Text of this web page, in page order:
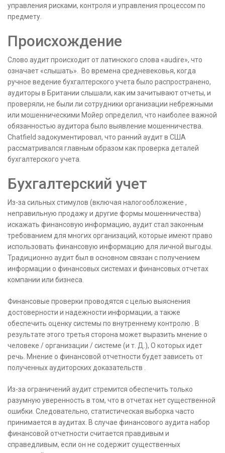
управления рисками, контроля и управления процессом по
предмету.
Происхождение
Слово аудит происходит от латинского слова «audire», что
означает «слышать». Во времена средневековья, когда
ручное ведение бухгалтерского учета было распространено,
аудиторы в Британии слышали, как им зачитывают отчеты, и
проверяли, не были ли сотрудники организации небрежными
или мошенническими Мойер определил, что наиболее важной
обязанностью аудитора было выявление мошенничества.
Chatfield задокументировал, что ранний аудит в США
рассматривался главным образом как проверка деталей
бухгалтерского учета.
Бухгалтерский учет
Из-за сильных стимулов (включая налогообложение ,
неправильную продажу и другие формы мошенничества)
искажать финансовую информацию, аудит стал законным
требованием для многих организаций, которые имеют право
использовать финансовую информацию для личной выгоды.
Традиционно аудит был в основном связан с получением
информации о финансовых системах и финансовых отчетах
компании или бизнеса.
Финансовые проверки проводятся с целью выяснения
достоверности и надежности информации, а также
обеспечить оценку системы по внутреннему контролю . В
результате этого третья сторона может выразить мнение о
человеке / организации / системе (и т. Д.), О которых идет
речь. Мнение о финансовой отчетности будет зависеть от
полученных аудиторских доказательств .
Из-за ограничений аудит стремится обеспечить только
разумную уверенность в том, что в отчетах нет существенной
ошибки. Следовательно, статистическая выборка часто
принимается в аудитах. В случае финансового аудита набор
финансовой отчетности считается правдивым и
справедливым, если он не содержит существенных